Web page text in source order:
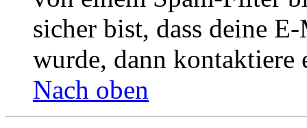
sicher bist, dass deine
wurde, dann kontaktiere
Nach oben